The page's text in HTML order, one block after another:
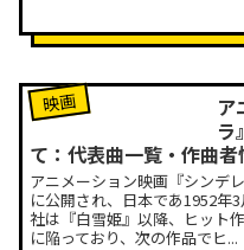
映画
ア
ラ
て：代表曲一覧・作曲者
アニメーション映画『シンデ
に公開され、日本であ1952年
社は『白雪姫』以降、ヒット
に陥っており、次の作品でヒ...